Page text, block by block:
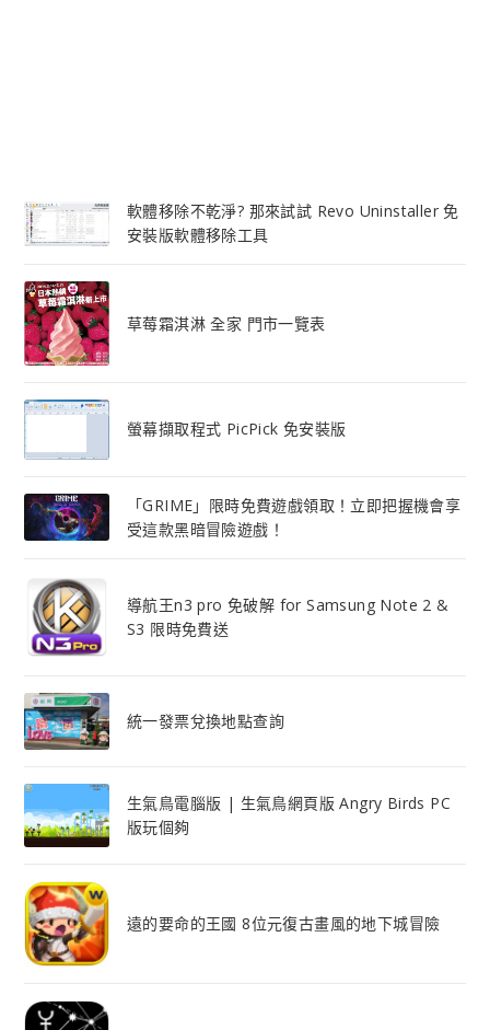
軟體移除不乾淨? 那來試試 Revo Uninstaller 免
安裝版軟體移除工具
草莓霜淇淋 全家 門市一覽表
螢幕擷取程式 PicPick 免安裝版
「GRIME」限時免費遊戲領取！立即把握機會享
受這款黑暗冒險遊戲！
導航王n3 pro 免破解 for Samsung Note 2 &
S3 限時免費送
統一發票兌換地點查詢
生氣鳥電腦版 | 生氣鳥網頁版 Angry Birds PC
版玩個夠
遠的要命的王國 8位元復古畫風的地下城冒險